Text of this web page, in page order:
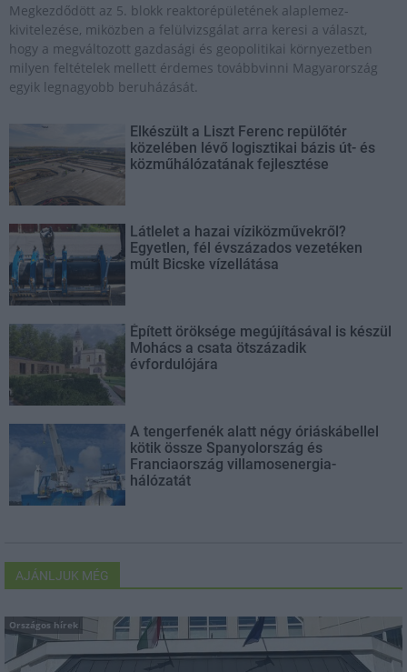
Megkezdődött az 5. blokk reaktorépületének alaplemez-
kivitelezése, miközben a felülvizsgálat arra keresi a választ,
hogy a megváltozott gazdasági és geopolitikai környezetben
milyen feltételek mellett érdemes továbbvinni Magyarország
egyik legnagyobb beruházását.
Elkészült a Liszt Ferenc repülőtér
közelében lévő logisztikai bázis út- és
közműhálózatának fejlesztése
Látlelet a hazai víziközművekről?
Egyetlen, fél évszázados vezetéken
múlt Bicske vízellátása
Épített öröksége megújításával is készül
Mohács a csata ötszázadik
évfordulójára
A tengerfenék alatt négy óriáskábellel
kötik össze Spanyolország és
Franciaország villamosenergia-
hálózatát
AJÁNLJUK MÉG
Országos hírek